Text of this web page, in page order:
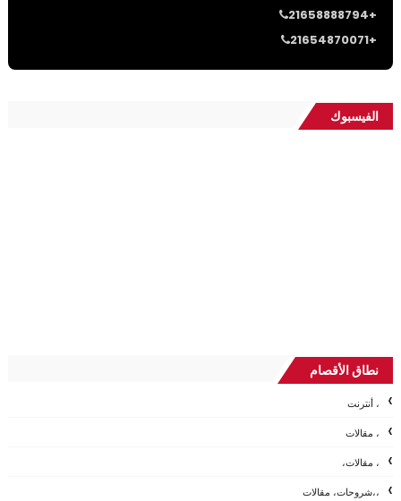
21658888794+
21654870071+
الفيسبوك
نطاق الأقصام
، أنترنت
، مقالات
، مقالات،
،،شروحات، مقالات